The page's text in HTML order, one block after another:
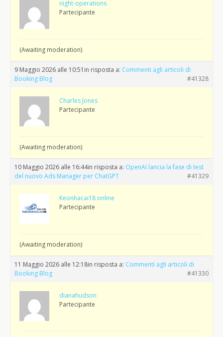
night-operations
Partecipante
(Awaiting moderation)
9 Maggio 2026 alle 10:51 in risposta a: Commenti agli articoli di
Booking Blog
#41328
Charles Jones
Partecipante
(Awaiting moderation)
10 Maggio 2026 alle 16:44in risposta a: OpenAI lancia la fase di test
del nuovo Ads Manager per ChatGPT
#41329
Keonhacai18 online
Partecipante
(Awaiting moderation)
11 Maggio 2026 alle 12:18in risposta a: Commenti agli articoli di
Booking Blog
#41330
dianahudson
Partecipante